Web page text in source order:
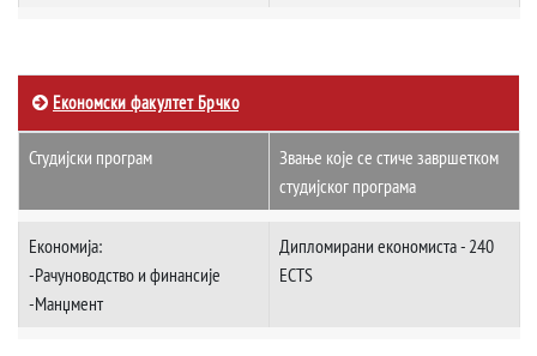
Економски факултет Брчко
Студијски програм
Звање које се стиче завршетком
студијског програма
Економија:
-Рачуноводство и финансије
-Манџмент
Дипломирани економиста - 240
ECTS